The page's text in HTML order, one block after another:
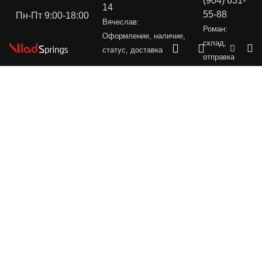
Пн-Пт 9:00-18:00
14
Вячеслав:
Оформление, наличие,
статус, доставка
55-88
Роман:
склад,
отправка